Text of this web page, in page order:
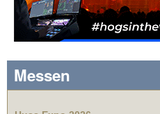
Messen